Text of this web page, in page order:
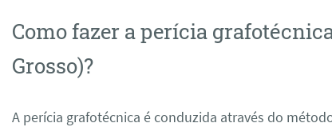
Como fazer a perícia
Grosso)?
A perícia grafotécnica é conduzida através do